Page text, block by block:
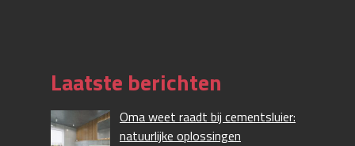
Laatste berichten
Oma weet raadt bij cementsluier:
natuurlijke oplossingen